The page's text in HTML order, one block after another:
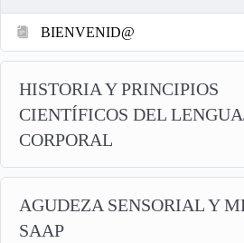
BIENVENID@
HISTORIA Y PRINCIPIOS
CIENTÍFICOS DEL
CORPORAL
AGUDEZA SENSORIAL Y
SAAP